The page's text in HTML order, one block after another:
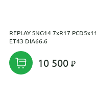
REPLAY SNG14 7xR17
ET43 DIA66.6
10 500